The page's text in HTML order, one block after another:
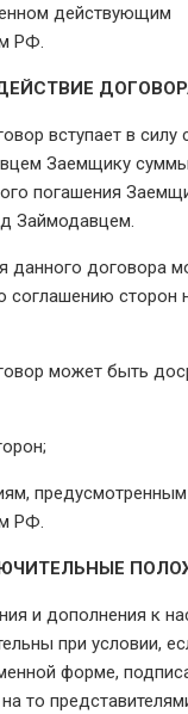
действующим
РФ.
вступает в силу
Заемщику
погашения
Займодавцем.
данного договора
соглашению сторон
может быть
РФ.
и дополнения к
при условии,
форме,
то